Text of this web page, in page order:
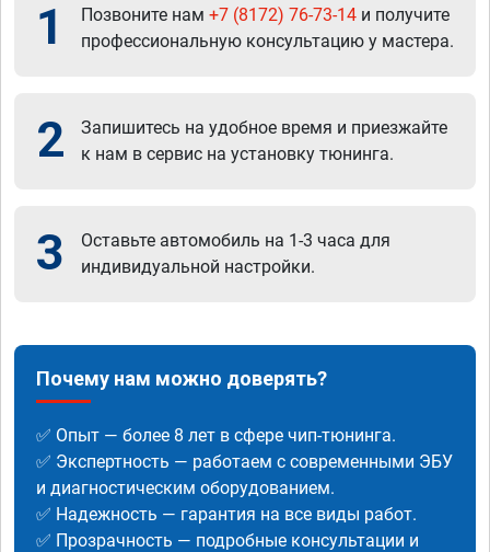
1 Позвоните нам +7 (8172) 76-73-14 и получите
профессиональную консультацию у мастера.
2
Запишитесь на удобное время и приезжайте
к нам в сервис на установку тюнинга.
3
Оставьте автомобиль на 1-3 часа для
индивидуальной настройки.
Почему нам можно доверять?
✅ Опыт — более 8 лет в сфере чип-тюнинга.
✅ Экспертность — работаем с современными ЭБУ
и диагностическим оборудованием.
✅ Надежность — гарантия на все виды работ.
✅ Прозрачность — подробные консультации и